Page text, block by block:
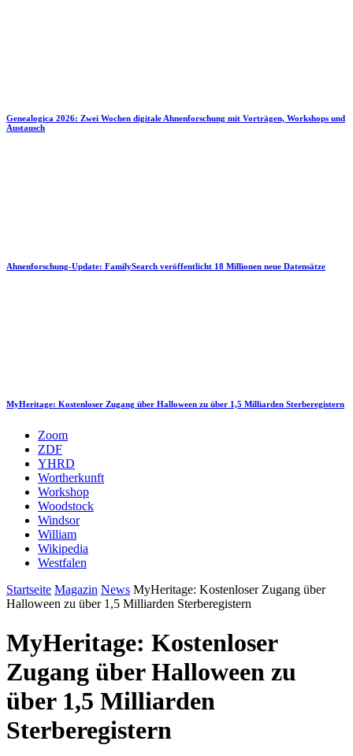
Genealogica 2026: Zwei Wochen digitale Ahnenforschung mit Vorträgen, Workshops und
Austausch
Ahnenforschung-Update: FamilySearch veröffentlicht 18 Millionen neue Datensätze
MyHeritage: Kostenloser Zugang über Halloween zu über 1,5 Milliarden Sterberegistern
Zoom
ZDF
YHRD
Wortherkunft
Workshop
Woodstock
Windsor
William
Wikipedia
Westfalen
Startseite Magazin News MyHeritage: Kostenloser Zugang über
Halloween zu über 1,5 Milliarden Sterberegistern
MyHeritage: Kostenloser
Zugang über Halloween zu
über 1,5 Milliarden
Sterberegistern